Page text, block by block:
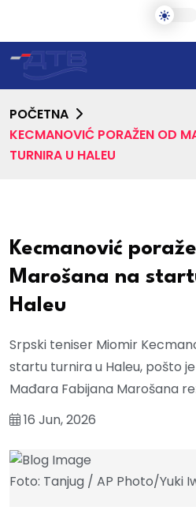
POČETNA
KECMANOVIĆ PORAŽEN OD
TURNIRA U HALEU
Kecmanović
Marošana na
Haleu
Srpski teniser Miomir
startu turnira u Haleu, pošto
Mađara Fabijana Marošana
16 Jun, 2026
Foto: Tanjug / AP Photo/Yuki